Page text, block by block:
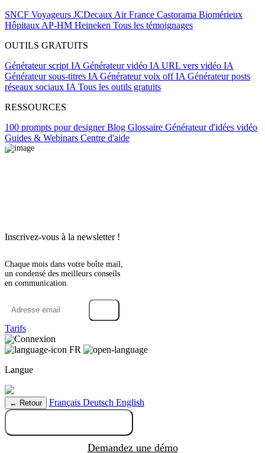
SNCF Voyageurs JCDecaux Air France Castorama Biomérieux
Hôpitaux AP-HM Heineken Tous les témoignages
OUTILS GRATUITS
Générateur script IA Générateur vidéo IA URL vers vidéo IA
Générateur sous-titres IA Générateur voix off IA Générateur posts
réseaux sociaux IA Tous les outils gratuits
RESSOURCES
100 prompts pour designerBlog Glossaire Générateur d'idées vidéo
Guides & Webinars Centre d'aide
Inscrivez-vous à la newsletter !
Chaque mois dans votre boîte mail,
un condensé des meilleurs conseils
en communication.
Tarifs
Connexion
FR
Langue
← Retour Français Deutsch English
Demandez une démo